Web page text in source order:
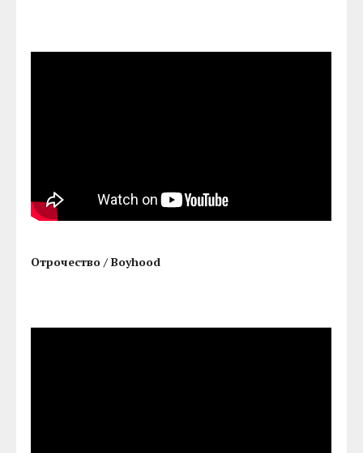
Отрочество / Boyhood